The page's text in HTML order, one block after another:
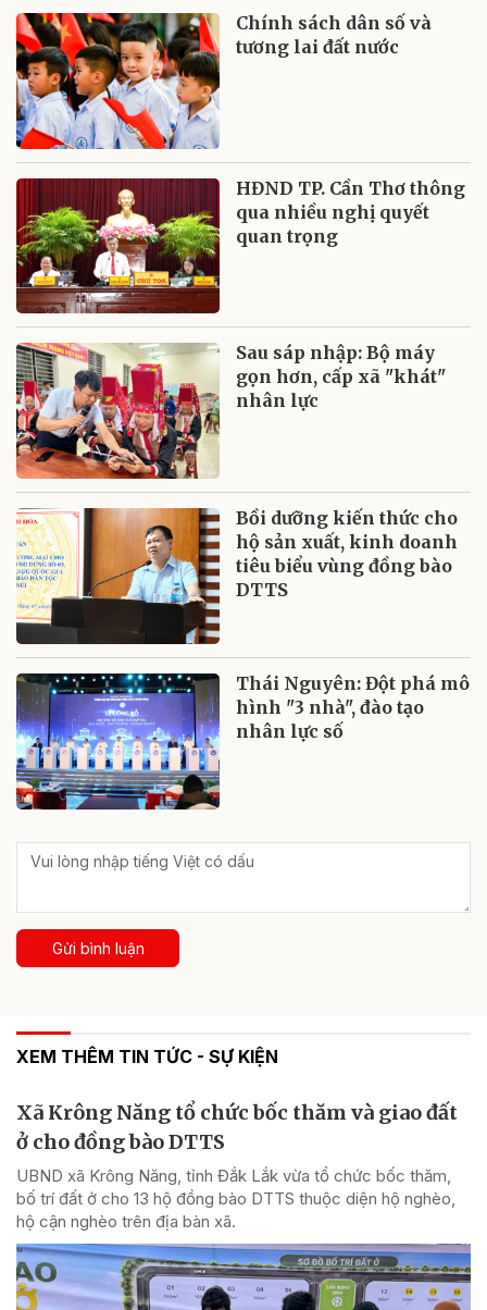
Chính sách dân số và
tương lai đất nước
HĐND TP. Cần Thơ thông
qua nhiều nghị quyết
quan trọng
Sau sáp nhập: Bộ máy
gọn hơn, cấp xã "khát"
nhân lực
Bồi dưỡng kiến thức cho
hộ sản xuất, kinh doanh
tiêu biểu vùng đồng bào
DTTS
Thái Nguyên: Đột phá mô
hình "3 nhà", đào tạo
nhân lực số
Gửi bình luận
XEM THÊM TIN TỨC - SỰ KIỆN
Xã Krông Năng tổ chức bốc thăm và giao đất
ở cho đồng bào DTTS
UBND xã Krông Năng, tỉnh Đắk Lắk vừa tổ chức bốc thăm,
bố trí đất ở cho 13 hộ đồng bào DTTS thuộc diện hộ nghèo,
hộ cận nghèo trên địa bàn xã.